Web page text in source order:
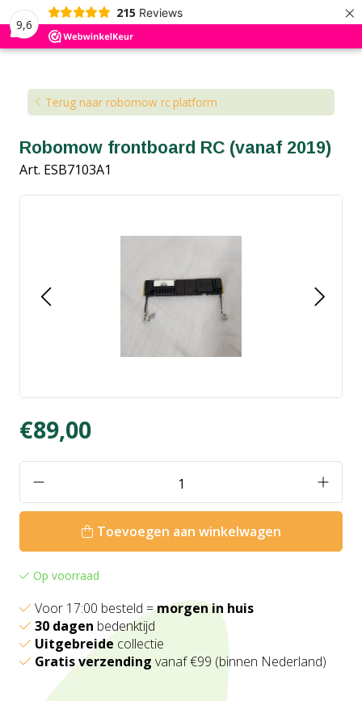
9,6
215 Reviews ×
Terug naar robomow rc platform
Robomow frontboard RC (vanaf 2019)
Art. ESB7103A1
€89,00
Toevoegen aan winkelwagen
Op voorraad
Voor 17:00 besteld =morgen in huis
30 dagen bedenktijd
Uitgebreide collectie
Gratis verzending vanaf €99 (binnen Nederland)